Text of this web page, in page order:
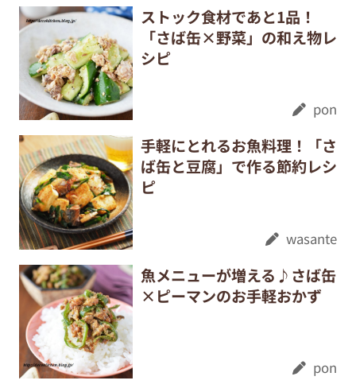
ストック食材であと1品！
「さば缶×野菜」の和え物レ
シピ
pon
手軽にとれるお魚料理！「さ
ば缶と豆腐」で作る節約レシ
ピ
wasante
魚メニューが増える♪さば缶
×ピーマンのお手軽おかず
pon